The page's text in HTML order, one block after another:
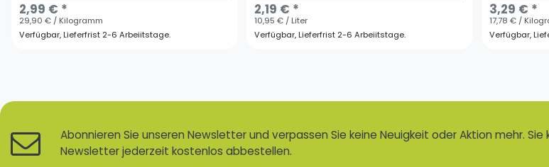
2,99 € *
29,90 € / Kilogramm
Verfügbar, Lieferfrist 2-6 Arbeiitstage.
2,19 € *
10,95 € / Liter
Verfügbar, Lieferfrist 2-6 Arbeiitstage.
3,29 € *
17,78 € /
Verfügbar,
Abonnieren Sie unseren Newsletter und verpassen Sie keine Neuigkeit oder Aktion mehr. Sie
Newsletter jederzeit kostenlos abbestellen.